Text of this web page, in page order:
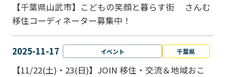
【千葉県山武市】こどもの笑顔と暮らす街 さんむ
移住コーディネーター募集中！
2025-11-17 イベント 千葉県
【11/22(土)・23(日)】JOIN 移住・交流＆地域おこ